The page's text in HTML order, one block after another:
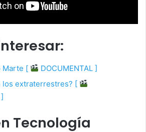
Marte [
DOCUMENTAL ]
los extraterrestres? [
Tecnología